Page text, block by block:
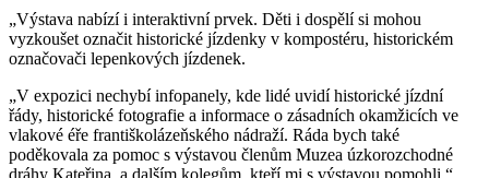
„Výstava nabízí i interaktivní prvek. Děti i dospělí si mohou
vyzkoušet označit historické jízdenky v kompostéru, historickém
označovači lepenkových jízdenek.
„V expozici nechybí infopanely, kde lidé uvidí historické jízdní
řády, historické fotografie a informace o zásadních okamžicích ve
vlakové éře františkolázeňského nádraží. Ráda bych také
poděkovala za pomoc s výstavou členům Muzea úzkorozchodné
dráhy Kateřina, a dalším kolegům, kteří mi s výstavou pomohli,“